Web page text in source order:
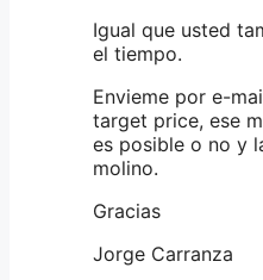
Igual que usted
el tiempo.
Envieme por e-
target price, ese
es posible o no y
molino.
Gracias
Jorge Carranza